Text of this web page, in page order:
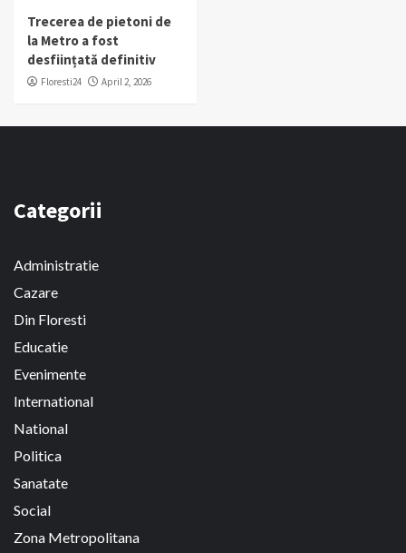
Trecerea de pietoni de
la Metro a fost
desființată definitiv
Floresti24 April 2, 2026
Categorii
Administratie
Cazare
Din Floresti
Educatie
Evenimente
International
National
Politica
Sanatate
Social
Zona Metropolitana